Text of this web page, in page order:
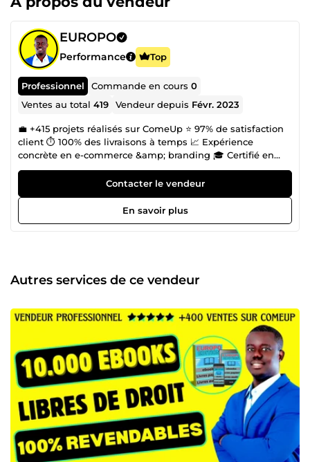
EUROPO
Performance Top
Professionnel Commande en cours0
Ventes au total419 Vendeur depuis Févr. 2023
💼 +415 projets réalisés sur ComeUp ⭐ 97% de satisfaction
client ⏱️ 100% des livraisons à temps 📈 Expérience
concrète en e-commerce &amp; branding 🎓 Certifié en
entrepreneuriat – La Ruche Paris 🎓 Diplôme en Branding
&amp; Brand Management 📊 Certifié en Digital Marketing
(SEO, content, ads) 🌍 Anglais professionnel (IELTS C1) 👉
Fondateur de EUROPO (e-commerce &amp; consulting) 👉
Accompagnateur de porteurs de projet à La Ruche de
business en ligne ✔️ Améliorer votre visibilité et vos ventes
💬 Besoin d’un expert pour faire passer votre projet au
Contacter le vendeur
En savoir plus
Autres services de ce vendeur